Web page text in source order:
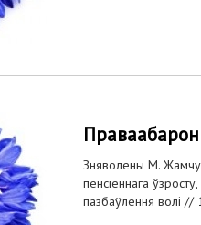
Зняволены М.
пенсіённага
пазбаўлення волі //